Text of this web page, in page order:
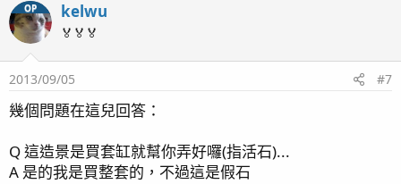
OP kelwu
🏅🏅🏅
2013/09/05 #7
幾個問題在這兒回答：
Q 這造景是買套缸就幫你弄好囉(指活石)...
A 是的我是買整套的，不過這是假石